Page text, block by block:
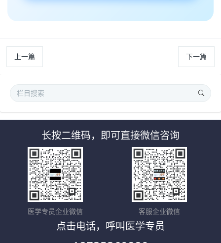
上一篇 下一篇
长按二维码，即可直接微信咨询
医学专员企业微信 客服企业微信
点击电话，呼叫医学专员